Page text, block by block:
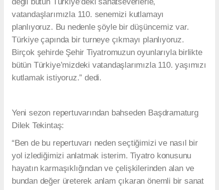
vatandaşlarımızla 110. senemizi kutlamayı
planlıyoruz. Bu nedenle şöyle bir düşüncemiz var.
Türkiye çapında bir turneye çıkmayı planlıyoruz.
Birçok şehirde Şehir Tiyatromuzun oyunlarıyla birlikte
bütün Türkiye’mizdeki vatandaşlarımızla 110. yaşımızı
kutlamak istiyoruz.” dedi.
Yeni sezon repertuvarından bahseden Başdramaturg
Dilek Tekintaş:
“Ben de bu repertuvarı neden seçtiğimizi ve nasıl bir
yol izlediğimizi anlatmak isterim. Tiyatro konusunu
hayatın karmaşıklığından ve çelişkilerinden alan ve
bundan değer üreterek anlam çıkaran önemli bir sanat